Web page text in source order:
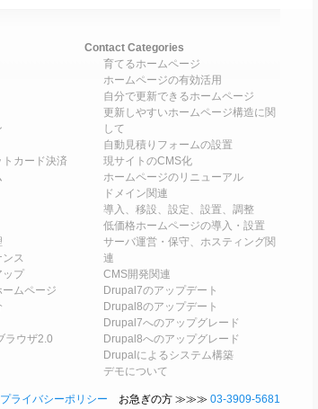
トカード決済
ンス
ップ
ムページ
ラウザ2.0
Contact Categories
育てるホームページ
ホームページの有効活用
自分で更新できるホームページ
更新しやすいホームページ構造に関
して
自動見積りフォームの設置
現サイトのCMS化
ホームページのリニューアル
ドメイン関連
導入、移設、設定、設置、調整
低価格ホームページの導入・設置
サーバ運営・保守、ホスティング関
連
CMS開発関連
Drupal7のアップデート
Drupal8のアップデート
Drupal7へのアップグレード
Drupal8へのアップグレード
Drupalによるシステム構築
デモについて
プライバシーポリシー お急ぎの方 ≫≫≫ 03-3909-5681